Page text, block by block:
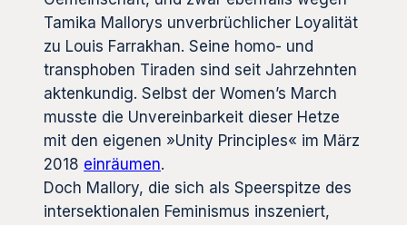
Tamika Mallorys unverbrüchlicher Loyalität
zu Louis Farrakhan. Seine homo- und
transphoben Tiraden sind seit Jahrzehnten
aktenkundig. Selbst der Women’s March
musste die Unvereinbarkeit dieser Hetze
mit den eigenen »Unity Principles« im März
2018 einräumen.
Doch Mallory, die sich als Speerspitze des
intersektionalen Feminismus inszeniert,